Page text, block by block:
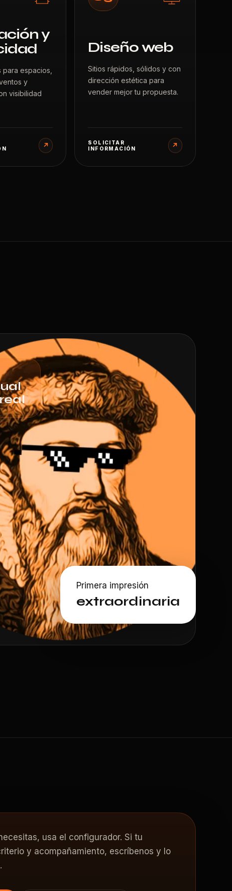
y
espacios,
y
visibilidad
↗
Diseño web
Sitios rápidos, sólidos y con
dirección estética para
vender mejor tu propuesta.
SOLICITAR
INFORMACIÓN
↗
Primera impresión
extraordinaria
usa el configurador. Si tu
y acompañamiento, escríbenos y lo